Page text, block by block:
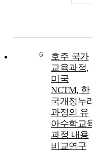
6
호주 국가
교육과정,
미국
NCTM, 한
국개정누
과정의 유
아수학교
과정 내용
비교연구